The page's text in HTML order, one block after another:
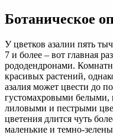
Ботаническое
У цветков азалии пять
7 и более – вот главная
рододендронами.
красивых растений,
азалия может цвести до
густомахровыми
лиловыми и пестрыми
цветения длится чуть
маленькие и темно-